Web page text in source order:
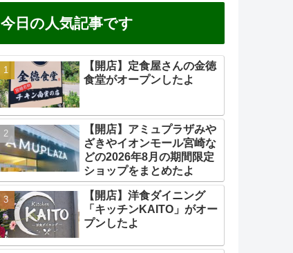
今日の人気記事です
【開店】定食屋さんの金徳
食堂がオープンしたよ
【開店】アミュプラザみや
ざきやイオンモール宮崎な
どの2026年8月の期間限定
ショップをまとめたよ
【開店】洋食ダイニング
「キッチンKAITO」がオー
プンしたよ